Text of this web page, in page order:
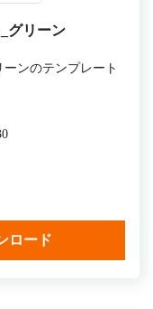
グリーン
ンのテンプレート
ロード